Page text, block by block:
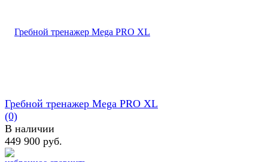
Гребной тренажер Mega PRO XL
(0)
В наличии
449 900 руб.